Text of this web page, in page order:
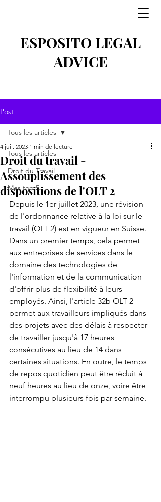
ESPOSITO LEGAL
ADVICE
Post
Tous les articles
Droit du Travail
Mes top 5
Tous les articles
Droit du travail -
Assouplissement des
dispositions de l'OLT 2
4 juil. 2023 1 min de lecture
Depuis le 1er juillet 2023, une révision
de l'ordonnance relative à la loi sur le
travail (OLT 2) est en vigueur en Suisse.
Dans un premier temps, cela permet
aux entreprises de services dans le
domaine des technologies de
l'information et de la communication
d'offrir plus de flexibilité à leurs
employés. Ainsi, l'article 32b OLT 2
permet aux travailleurs impliqués dans
des projets avec des délais à respecter
de travailler jusqu'à 17 heures
consécutives au lieu de 14 dans
certaines situations. En outre, le temps
de repos quotidien peut être réduit à
neuf heures au lieu de onze, voire être
interrompu plusieurs fois par semaine.